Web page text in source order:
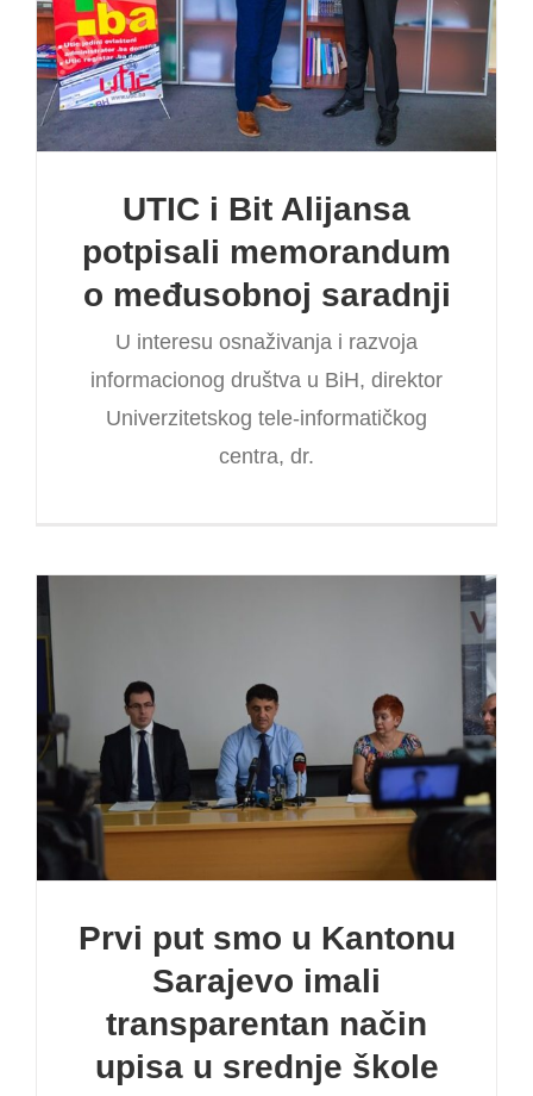
UTIC i Bit Alijansa
potpisali memorandum
o međusobnoj saradnji
U interesu osnaživanja i razvoja
informacionog društva u BiH, direktor
Univerzitetskog tele-informatičkog
centra, dr.
Prvi put smo u Kantonu
Sarajevo imali
transparentan način
upisa u srednje škole